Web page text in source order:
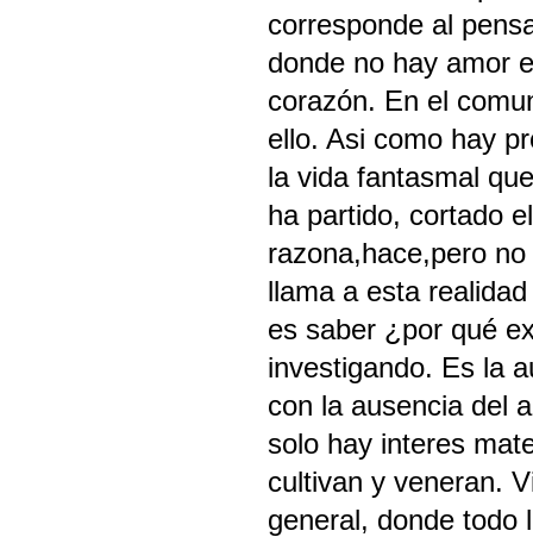
corresponde al
donde no hay amor
corazón. En el
ello. Asi como hay
la vida fantasmal
ha partido, cortado
razona,hace,pero
llama a esta
es saber ¿por qué
investigando. Es la
con la ausencia del
solo hay interes
cultivan y veneran.
general, donde todo